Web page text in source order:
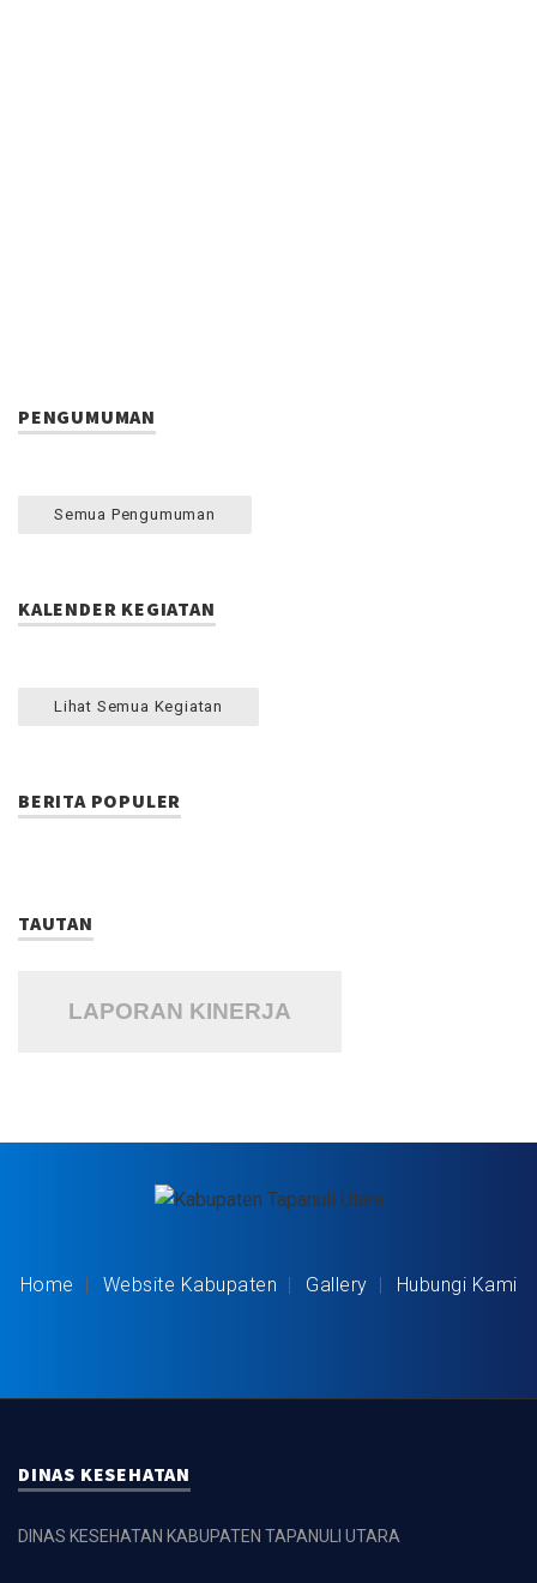
PENGUMUMAN
Semua Pengumuman
KALENDER KEGIATAN
Lihat Semua Kegiatan
BERITA POPULER
TAUTAN
Home Website Kabupaten Gallery Hubungi Kami
DINAS KESEHATAN
DINAS KESEHATAN KABUPATEN TAPANULI UTARA